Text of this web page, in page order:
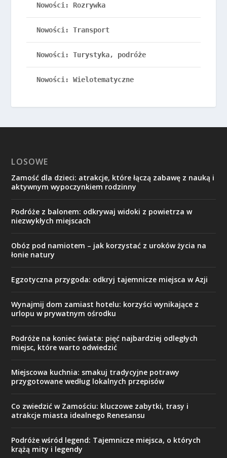
Nowości: Rozrywka
Nowości: Transport
Nowości: Turystyka, podróże
Nowości: Wielotematyczne
LOSOWE
Zamość dla dzieci: atrakcje, które łączą zabawę z nauką i
aktywnym wypoczynkiem rodzinny
Podróże z balonem: odkrywaj widoki z powietrza w
niezwykłych miejscach
Obóz pod namiotem – jak korzystać z uroków życia na
łonie natury
Egzotyczna przygoda: odkryj tajemnicze miejsca w Azji
Wynajmij dom zamiast hotelu: korzyści wynikające z
urlopu w prywatnym ośrodku
Podróże na koniec świata: pięć najbardziej odległych
miejsc, które warto odwiedzić
Miejscowa kuchnia: smakuj tradycyjne potrawy
przygotowane według lokalnych przepisów
Co zwiedzić w Zamościu: kluczowe zabytki, trasy i
atrakcje miasta idealnego Renesansu
Podróże wśród legend: Tajemnicze miejsca, o których
krążą mity i legendy